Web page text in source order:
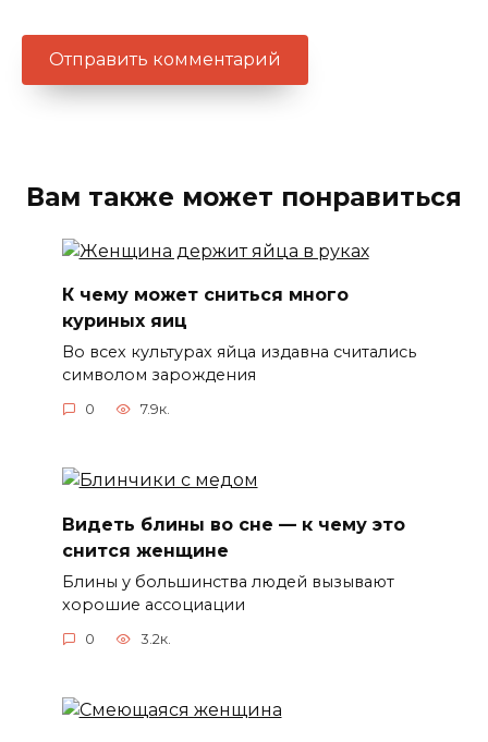
Вам также может понравиться
К чему может сниться много
куриных яиц
Во всех культурах яйца издавна считались
символом зарождения
0 7.9к.
Видеть блины во сне — к чему это
снится женщине
Блины у большинства людей вызывают
хорошие ассоциации
0 3.2к.